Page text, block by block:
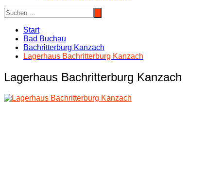
Start
Bad Buchau
Bachritterburg Kanzach
Lagerhaus Bachritterburg Kanzach
Lagerhaus Bachritterburg Kanzach